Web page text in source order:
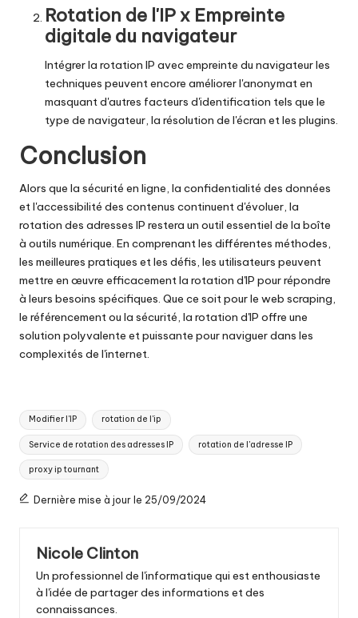
Rotation de l'IP x Empreinte
digitale du navigateur
Intégrer la rotation IP avecempreinte du navigateurles
techniques peuvent encore améliorer l'anonymat en
masquant d'autres facteurs d'identification tels que le
type de navigateur, la résolution de l'écran et les plugins.
Conclusion
Alors que la sécurité en ligne, la confidentialité des données
et l'accessibilité des contenus continuent d'évoluer, la
rotation des adresses IP restera un outil essentiel de la boîte
à outils numérique. En comprenant les différentes méthodes,
les meilleures pratiques et les défis, les utilisateurs peuvent
mettre en œuvre efficacement la rotation d'IP pour répondre
à leurs besoins spécifiques. Que ce soit pour le web scraping,
le référencement ou la sécurité, la rotation d'IP offre une
solution polyvalente et puissante pour naviguer dans les
complexités de l'internet.
Tags
Modifier l'IP rotation de l'ip
Service de rotation des adresses IP rotation de l'adresse IP
proxy ip tournant
Dernière mise à jour le 25/09/2024
Nicole Clinton
Un professionnel de l'informatique qui est enthousiaste
à l'idée de partager des informations et des
connaissances.